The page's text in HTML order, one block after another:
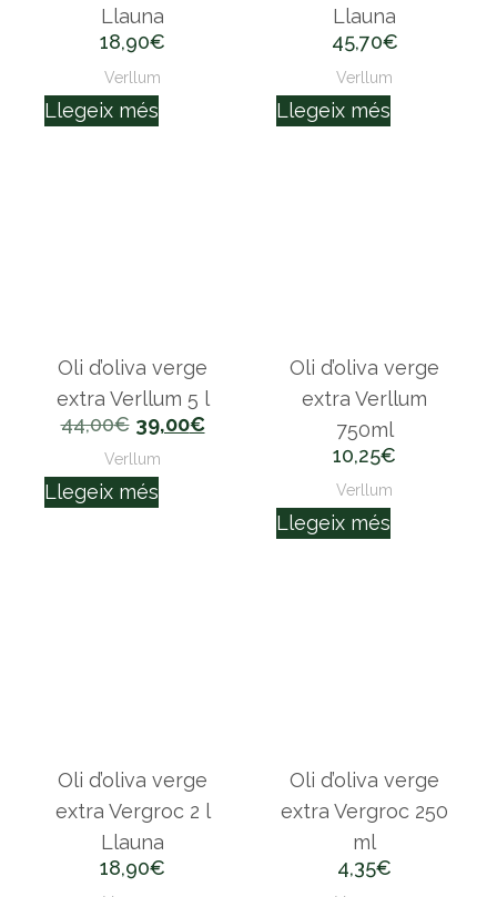
Llauna
18,90€
Verllum
Llegeix més
Llauna
45,70€
Verllum
Llegeix més
Oli d’oliva verge
extra Verllum 5 l
44,00€ 39,00€
Verllum
Llegeix més
Oli d’oliva verge
extra Verllum
750ml
10,25€
Verllum
Llegeix més
Oli d’oliva verge
extra Vergroc 2 l
Llauna
18,90€
Oli d’oliva verge
extra Vergroc 250
ml
4,35€